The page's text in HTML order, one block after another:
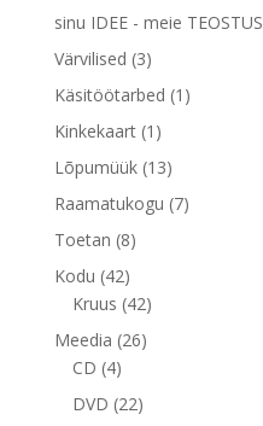
toode
sinu IDEE - meie TEOSTUS
Värvilised 33
toodet
Käsitöötarbed 1 1
Kinkekaart 1 1
toode
Lõpumüük 1313
toodet
Raamatukogu 77
Toetan 88
Kodu 4242
toodet
Kruus 4242
toodet
Meedia 2626
CD 44
toodet
DVD 2222